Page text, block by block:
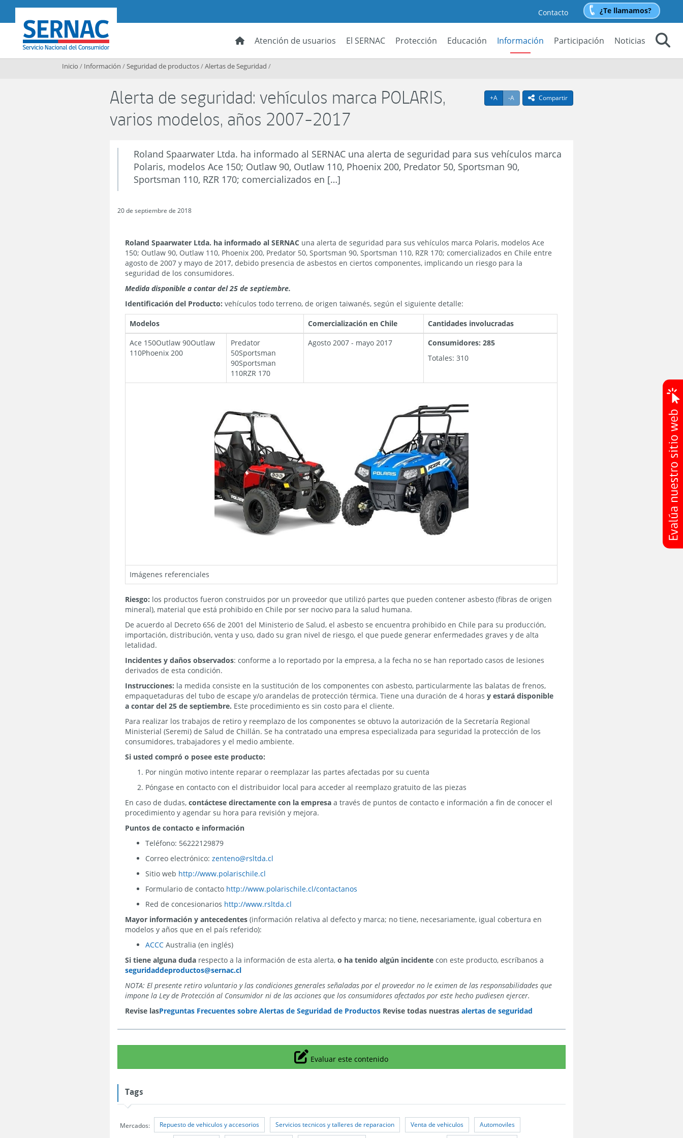
SERNAC
Contacto ¿Te llamamos?
Atención de usuarios El SERNAC Protección Educación Información Participación
Noticias
Inicio / Información /Seguridad de productos/Alertas de Seguridad /
+A Agrandar texto
-A Achicar textoicono compartir
Compartir
Alerta de seguridad: vehículos marca POLARIS,
varios modelos, años 2007-2017
Roland Spaarwater Ltda. ha informado al SERNAC una alerta de seguridad para sus vehículos marca
Polaris, modelos Ace 150; Outlaw 90, Outlaw 110, Phoenix 200, Predator 50, Sportsman 90,
Sportsman 110, RZR 170; comercializados en […]
20 de septiembre de 2018
Roland Spaarwater Ltda. ha informado al SERNAC una alerta de seguridad para sus vehículos marca Polaris, modelos Ace
150; Outlaw 90, Outlaw 110, Phoenix 200, Predator 50, Sportsman 90, Sportsman 110, RZR 170; comercializados en Chile entre
agosto de 2007 y mayo de 2017, debido presencia de asbestos en ciertos componentes, implicando un riesgo para la
seguridad de los consumidores.
Medida disponible a contar del 25 de septiembre.
Identificación del Producto: vehículos todo terreno, de origen taiwanés, según el siguiente detalle:
Modelos Comercialización en Chile
Cantidades involucradas
Ace 150Outlaw 90Outlaw
110Phoenix 200
Predator
50Sportsman
90Sportsman
110RZR 170
Agosto 2007 - mayo 2017
Consumidores: 285
Totales: 310
Imágenes referenciales
Riesgo: los productos fueron construidos por un proveedor que utilizó partes que pueden contener asbesto (fibras de origen
mineral), material que está prohibido en Chile por ser nocivo para la salud humana.
De acuerdo al Decreto 656 de 2001 del Ministerio de Salud, el asbesto se encuentra prohibido en Chile para su producción,
importación, distribución, venta y uso, dado su gran nivel de riesgo, el que puede generar enfermedades graves y de alta
letalidad.
Incidentes y daños observados: conforme a lo reportado por la empresa, a la fecha no se han reportado casos de lesiones
derivados de esta condición.
Instrucciones: la medida consiste en la sustitución de los componentes con asbesto, particularmente las balatas de frenos,
empaquetaduras del tubo de escape y/o arandelas de protección térmica. Tiene una duración de 4 horasy estará disponible
a contar del 25 de septiembre. Este procedimiento es sin costo para el cliente.
Para realizar los trabajos de retiro y reemplazo de los componentes se obtuvo la autorización de la Secretaría Regional
Ministerial (Seremi) de Salud de Chillán. Se ha contratado una empresa especializada para seguridad la protección de los
consumidores, trabajadores y el medio ambiente.
Si usted compró o posee este producto:
Por ningún motivo intente reparar o reemplazar las partes afectadas por su cuenta
Póngase en contacto con el distribuidor local para acceder al reemplazo gratuito de las piezas
En caso de dudas,contáctese directamente con la empresa a través de puntos de contacto e información a fin de conocer el
procedimiento y agendar su hora para revisión y mejora.
Puntos de contacto e información
Teléfono: 56222129879
Correo electrónico:zenteno@rsltda.cl
Sitio web http://www.polarischile.cl
Formulario de contacto http://www.polarischile.cl/contactanos
Red de concesionarios http://www.rsltda.cl
Mayor información y antecedentes (información relativa al defecto y marca; no tiene, necesariamente, igual cobertura en
modelos y años que en el país referido):
ACCC Australia (en inglés)
Si tiene alguna duda respecto a la información de esta alerta,o ha tenido algún incidente con este producto, escríbanos a
seguridaddeproductos@sernac.cl
NOTA: El presente retiro voluntario y las condiciones generales señaladas por el proveedor no le eximen de las responsabilidades que
impone la Ley de Protección al Consumidor ni de las acciones que los consumidores afectados por este hecho pudiesen ejercer.
Revise lasPreguntas Frecuentes sobre Alertas de Seguridad de Productos Revise todas nuestrasalertas de seguridad
Icono
Evaluar este contenido
Tags
Mercados: Repuesto de vehiculos y accesorios Servicios tecnicos y talleres de reparacion Venta de vehiculos Automoviles